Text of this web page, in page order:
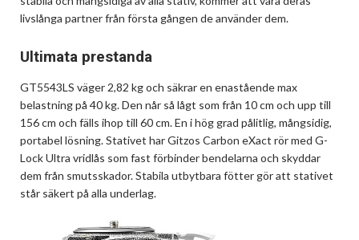
livslånga partner från första gången de använder dem.
Ultimata prestanda
GT5543LS väger 2,82 kg och säkrar en enastående max
belastning på 40 kg. Den når så lågt som från 10 cm och upp till
156 cm och fälls ihop till 60 cm. En i hög grad pålitlig, mångsidig,
portabel lösning. Stativet har Gitzos Carbon eXact rör med G-
Lock Ultra vridlås som fast förbinder bendelarna och skyddar
dem från smutsskador. Stabila utbytbara fötter gör att stativet
står säkert på alla underlag.